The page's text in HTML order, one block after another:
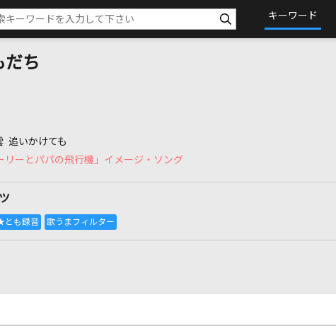
キーワード
だち
追いかけても
リーとパパの飛行機」イメージ・ソング